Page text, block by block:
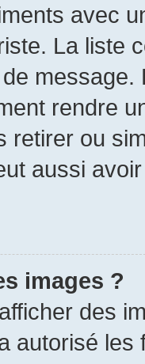
avec
La liste
rendre
retirer ou
aussi
images ?
des
autorisé